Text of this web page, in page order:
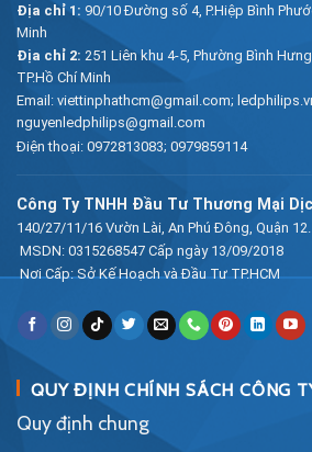
Địa chỉ 1: 90/10 Đường số 4, P.Hiệp Bình
Minh
Địa chỉ 2: 251 Liên khu 4-5, Phường Bình
TP.Hồ Chí Minh
Email: viettinphathcm@gmail.com;
nguyenledphilips@gmail.com
Điện thoại: 0972813083; 0979859114
Công Ty TNHH Đầu Tư Thương Mại
140/27/11/16 Vườn Lài, An Phú Đông, Quận 12.
MSDN: 0315268547 Cấp ngày 13/09/2018
Nơi Cấp: Sở Kế Hoạch và Đầu Tư TP.HCM
QUY ĐỊNH CHÍNH SÁCH CÔNG
Quy định chung